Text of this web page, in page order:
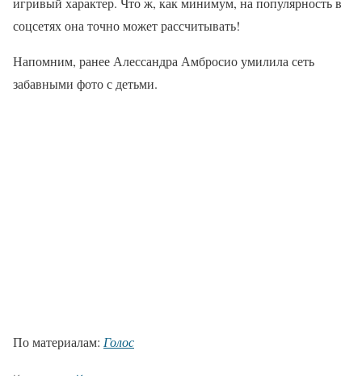
соцсетях она точно может рассчитывать!
Напомним, ранее Алессандра Амбросио умилила сеть
забавными фото с детьми.
По материалам: Голос